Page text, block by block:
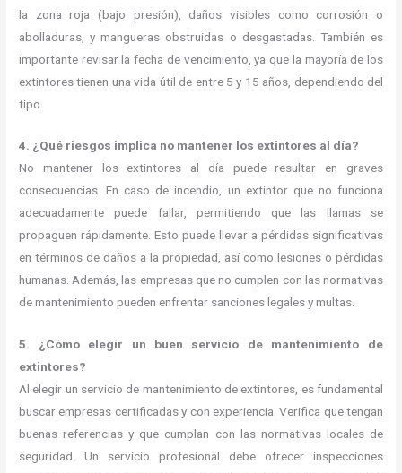
la zona roja (bajo presión), daños visibles como corrosión o
abolladuras, y mangueras obstruidas o desgastadas. También es
importante revisar la fecha de vencimiento, ya que la mayoría de los
extintores tienen una vida útil de entre 5 y 15 años, dependiendo del
tipo.
4. ¿Qué riesgos implica no mantener los extintores al día?
No mantener los extintores al día puede resultar en graves
consecuencias. En caso de incendio, un extintor que no funciona
adecuadamente puede fallar, permitiendo que las llamas se
propaguen rápidamente. Esto puede llevar a pérdidas significativas
en términos de daños a la propiedad, así como lesiones o pérdidas
humanas. Además, las empresas que no cumplen con las normativas
de mantenimiento pueden enfrentar sanciones legales y multas.
5. ¿Cómo elegir un buen servicio de mantenimiento de
extintores?
Al elegir un servicio de mantenimiento de extintores, es fundamental
buscar empresas certificadas y con experiencia. Verifica que tengan
buenas referencias y que cumplan con las normativas locales de
seguridad. Un servicio profesional debe ofrecer inspecciones